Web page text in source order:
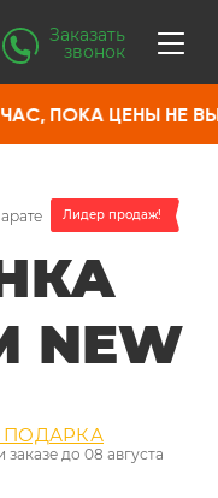
Заказать
звонок
НЕ ВЫРОСЛИ
Лидер продаж!
ПОДАРКА
заказе до08 августа